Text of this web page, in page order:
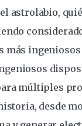
astrolabio,
más ingeniosos
múltiples
desde